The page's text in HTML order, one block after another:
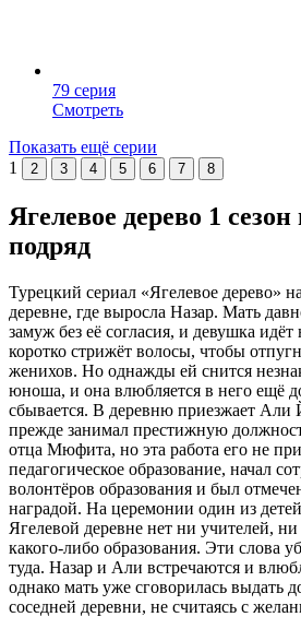
79 серия
Смотреть
Показать ещё серии
1
2 3 4 5 6 7 8
Ягелевое дерево 1 сезон
подряд
Турецкий сериал «Ягелевое дерево»
деревне, где выросла Назар. Мать
замуж без её согласия, и девушка идёт
коротко стрижёт волосы, чтобы
женихов. Но однажды ей снится
юноша, и она влюбляется в него ещё
сбывается. В деревню приезжает Али
прежде занимал престижную
отца Мюфита, но эта работа его не
педагогическое образование, начал
волонтёров образования и был
наградой. На церемонии один из детей
Ягелевой деревне нет ни учителей,
какого-либо образования. Эти слова
туда. Назар и Али встречаются и
однако мать уже сговорилась выдать
соседней деревни, не считаясь с